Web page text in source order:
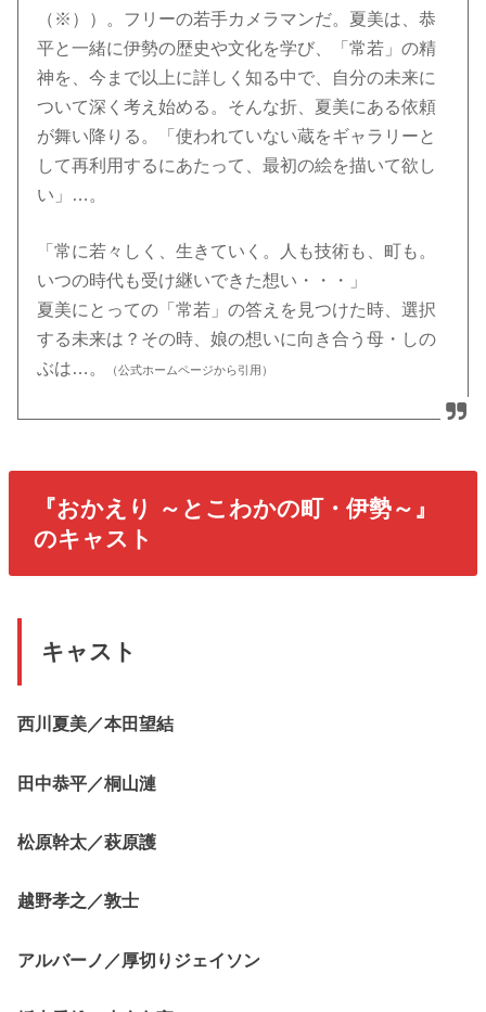
（※））。フリーの若手カメラマンだ。夏美は、恭
平と一緒に伊勢の歴史や文化を学び、「常若」の精
神を、今まで以上に詳しく知る中で、自分の未来に
ついて深く考え始める。そんな折、夏美にある依頼
が舞い降りる。「使われていない蔵をギャラリーと
して再利用するにあたって、最初の絵を描いて欲し
い」…。
「常に若々しく、生きていく。人も技術も、町も。
いつの時代も受け継いできた想い・・・」
夏美にとっての「常若」の答えを見つけた時、選択
する未来は？その時、娘の想いに向き合う母・しの
ぶは…。
（公式ホームページから引用）
『おかえり ～とこわかの町・伊勢～』
のキャスト
キャスト
西川夏美／本田望結
田中恭平／桐山漣
松原幹太／萩原護
越野孝之／敦士
アルバーノ／厚切りジェイソン